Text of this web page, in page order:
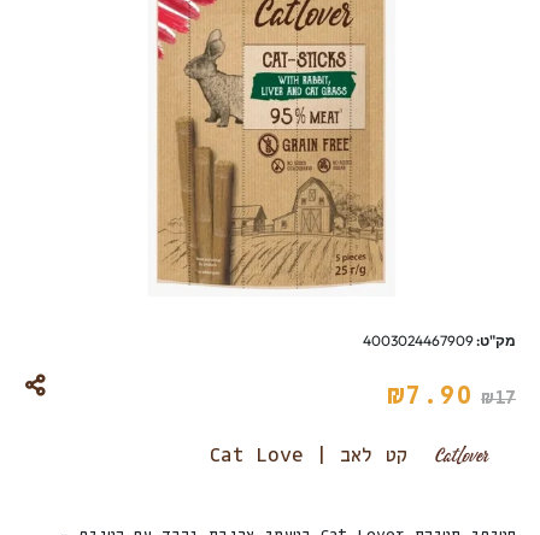
מק"ט:4003024467909
₪17
₪7.90
קט לאב | Cat Love